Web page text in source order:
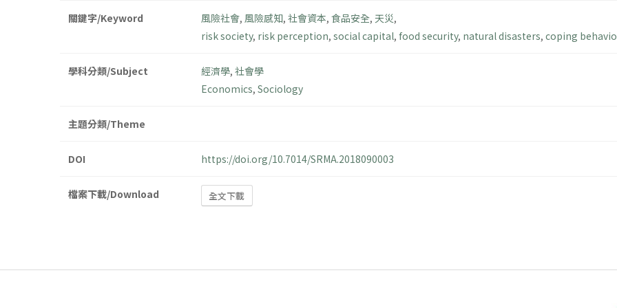
關鍵字/Keyword 風險社會, 風險感知, 社會資本, 食品安全, 天災,
risk society, risk perception, social capital, food security, natural disasters, coping
學科分類/Subject 經濟學, 社會學
Economics, Sociology
主題分類/Theme
DOI https://doi.org/10.7014/SRMA.2018090003
檔案下載/Download 全文下載